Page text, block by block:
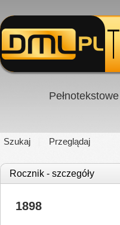
Szukaj Przeglądaj
Rocznik - szczegóły
1898